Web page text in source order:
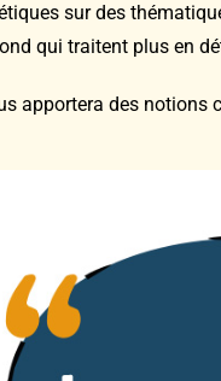
sur des
qui traitent plus en
apportera des notions